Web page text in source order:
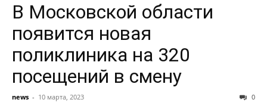
В Московской области
появится новая
поликлиника на 320
посещений в смену
news - 10 марта, 2023 0